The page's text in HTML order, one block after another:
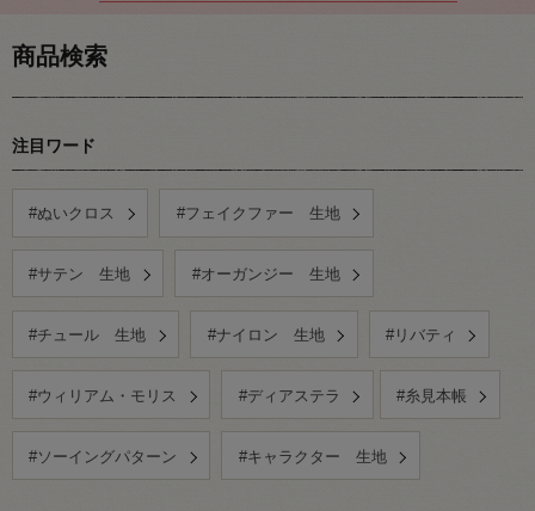
商品検索
注目ワード
#ぬいクロス #フェイクファー 生地
#サテン 生地 #オーガンジー 生地
#チュール 生地 #ナイロン 生地 #リバティ
#ウィリアム・モリス #ディアステラ #糸見本帳
#ソーイングパターン #キャラクター 生地